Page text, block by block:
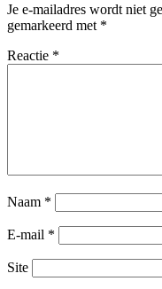
Je e-mailadres wordt niet
gemarkeerd met *
Reactie *
Naam *
E-mail *
Site